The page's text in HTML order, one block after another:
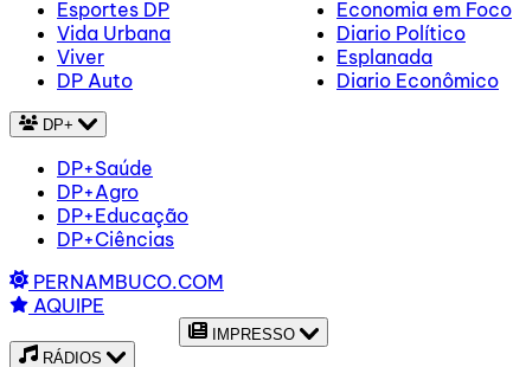
Esportes DP
Vida Urbana
Viver
DP Auto
Economia em Foco
Diario Político
Esplanada
Diario Econômico
DP+
DP+Saúde
DP+Agro
DP+Educação
DP+Ciências
PERNAMBUCO.COM
AQUIPE
RÁDIOS
IMPRESSO